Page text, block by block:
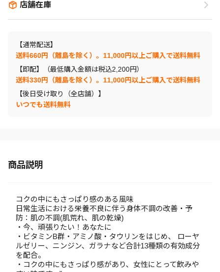
店舗在庫
【通常配送】
送料660円（離島を除く）。11,000円以上ご購入で送料無料
【即配】（最低購入金額は税込2,200円）
送料330円（離島を除く）。11,000円以上ご購入で送料無料
【後日受け取り（全店舗）】
いつでも送料無料
商品説明
コクの中にもさっぱり感のある風味
日常生活における栄養不良に伴う身体不調の改善・予
防：肌の不調(肌荒れ、肌の乾燥)
・今、頑張りたい！あなたに
・ビタミンB群・アミノ酸・タウリンをはじめ、 ローヤ
ルゼリー、ニンジン、ガラナなど合計13種類の有効成分
を配合。
・コクの中にもさっぱり感があり、女性にとって飲みや